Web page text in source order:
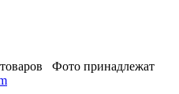
Фото принадлежат